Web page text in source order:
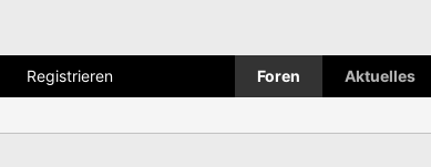
Registrieren Foren Aktuelles